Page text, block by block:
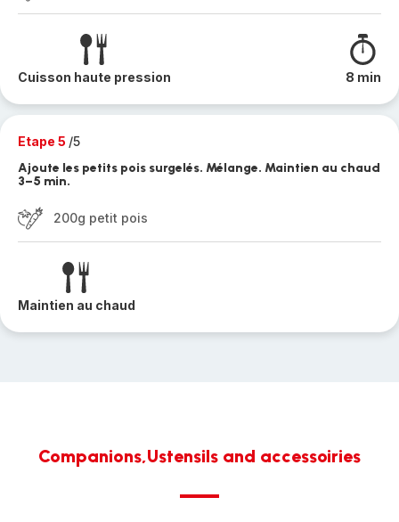
Cuisson haute pression 8 min
Etape 5 /5
Ajoute les petits pois surgelés. Mélange. Maintien au chaud
3–5 min.
200g petit pois
Maintien au chaud
Companions,Ustensils and accessoiries